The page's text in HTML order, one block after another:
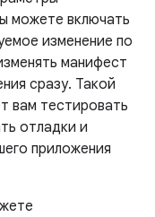
можете включать
изменение по
манифест
сразу. Такой
вам тестировать
отладки и
приложения